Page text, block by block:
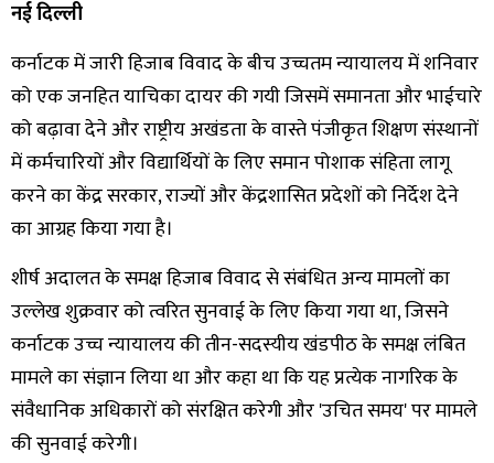
नई दिल्ली
कर्नाटक में जारी हिजाब विवाद के बीच उच्चतम न्यायालय में शनिवार
को एक जनहित याचिका दायर की गयी जिसमें समानता और भाईचारे
को बढ़ावा देने और राष्ट्रीय अखंडता के वास्ते पंजीकृत शिक्षण संस्थानों
में कर्मचारियों और विद्यार्थियों के लिए समान पोशाक संहिता लागू
करने का केंद्र सरकार, राज्यों और केंद्रशासित प्रदेशों को निर्देश देने
का आग्रह किया गया है।
शीर्ष अदालत के समक्ष हिजाब विवाद से संबंधित अन्य मामलों का
उल्लेख शुक्रवार को त्वरित सुनवाई के लिए किया गया था, जिसने
कर्नाटक उच्च न्यायालय की तीन-सदस्यीय खंडपीठ के समक्ष लंबित
मामले का संज्ञान लिया था और कहा था कि यह प्रत्येक नागरिक के
संवैधानिक अधिकारों को संरक्षित करेगी और 'उचित समय' पर मामले
की सुनवाई करेगी।